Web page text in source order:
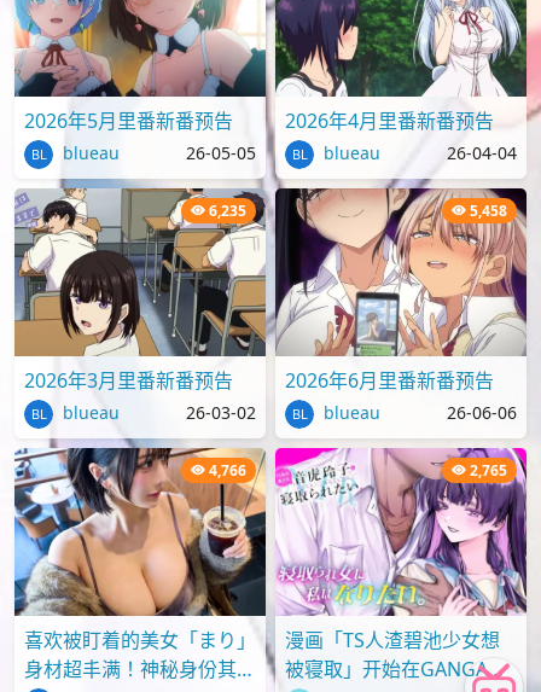
2026年5月里番新番预告
blueau 26-05-05
2026年4月里番新番预告
blueau 26-04-04
6,235
2026年3月里番新番预告
blueau 26-03-02
5,458
2026年6月里番新番预告
blueau 26-06-06
4,766
喜欢被盯着的美女「まり」
身材超丰满！神秘身份其实
2,765
漫画「TS人渣碧池少女想
被寝取」开始在GANGAN